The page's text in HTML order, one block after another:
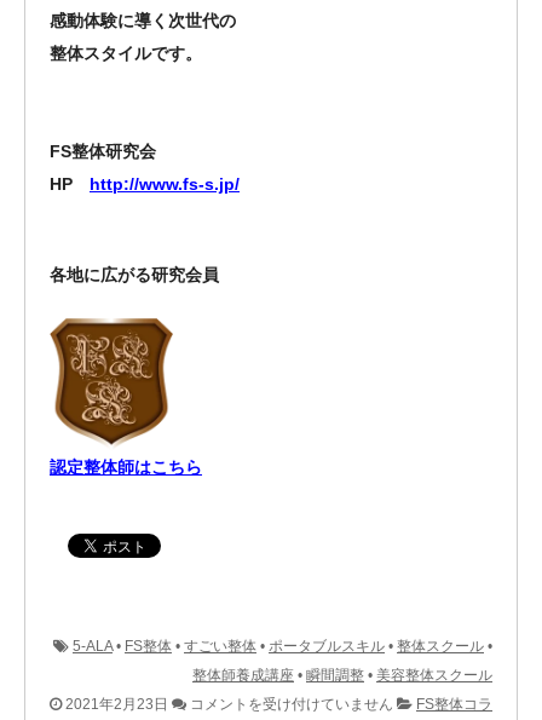
感動体験に導く次世代の
整体スタイルです。
FS整体研究会
HP http://www.fs-s.jp/
各地に広がる研究会員
認定整体師はこちら
5-ALA• FS整体 • すごい整体 • ポータブルスキル • 整体スクール •
整体師養成講座 • 瞬間調整 • 美容整体スクール
2021年2月23日
ポ
コメントを受け付けていません
FS整体コラ